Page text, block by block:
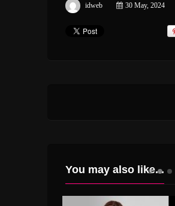
idweb 30 May, 2024
You may also like...